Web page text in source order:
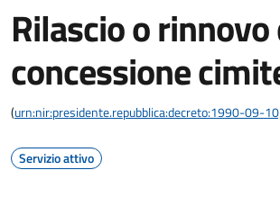
Rilascio o rinnovo
concessione
(urn:nir:presidente.repubblica:decreto:1990-09-
Servizio attivo